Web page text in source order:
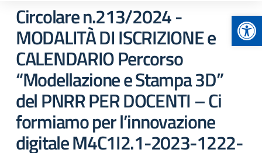
Circolare n.213/2024 -
MODALITÀ DI ISCRIZIONE e
CALENDARIO Percorso
“Modellazione e Stampa 3D”
del PNRR PER DOCENTI – Ci
formiamo per l’innovazione
digitale M4C1I2.1-2023-1222-